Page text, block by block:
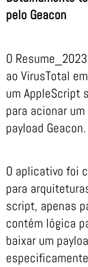
pelo Geacon
O
ao VirusTotal
um AppleScript
para acionar
payload Geacon.
O aplicativo foi
para
script, apenas
contém lógica
baixar um